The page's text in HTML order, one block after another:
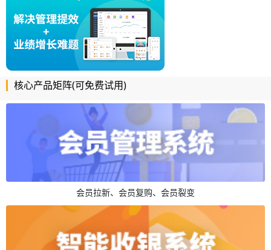
核心产品矩阵(可免费试用)
会员拉新、会员复购、会员裂变